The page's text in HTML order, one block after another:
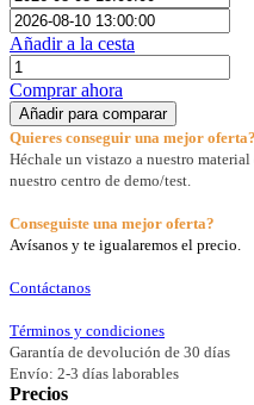
Añadir a la cesta
Comprar ahora
Añadir para comparar
Quieres conseguir una mejor oferta?
Héchale un vistazo a nuestro material
nuestro centro de demo/test.
Conseguiste una mejor oferta?
Avísanos y te igualaremos el precio.
Contáctanos
Términos y condiciones
Garantía de devolución de 30 días
Envío: 2-3 días laborables
Precios